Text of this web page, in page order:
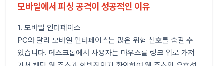
모바일에서 피싱 공격이 성공적인 이유
1. 모바일 인터페이스
PC와 달리 모바일 인터페이스는 많은 위험 신호를 숨길 수
있습니다. 데스크톱에서 사용자는 마우스를 링크 위로 가져